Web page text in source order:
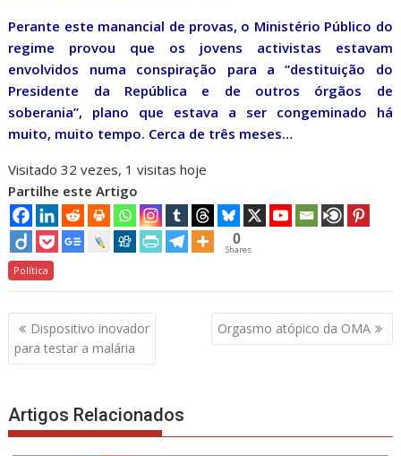
Perante este manancial de provas, o Ministério Público do
regime provou que os jovens activistas estavam
envolvidos numa conspiração para a “destituição do
Presidente da República e de outros órgãos de
soberania”, plano que estava a ser congeminado há
muito, muito tempo. Cerca de três meses…
Visitado 32 vezes, 1 visitas hoje
Partilhe este Artigo
0
Shares
Política
Navegação
de
artigos
Dispositivo inovador
para testar a malária
Orgasmo atópico da OMA
Artigos Relacionados